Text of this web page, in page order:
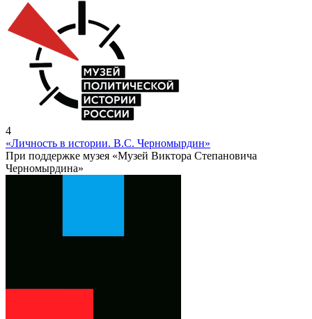
4
«Личность в истории. В.С. Черномырдин»
При поддержке музея «Музей Виктора Степановича
Черномырдина»